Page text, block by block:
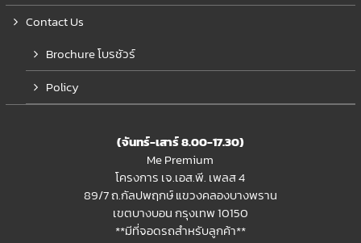
Contact Us
Brochure โบรชัวร์
Policy
(จันทร์-เสาร์ 8.00-17.30)
Me Premium
โครงการ เจ.เอส.พี. เพลส 4
89/7 ถ.กัลปพฤกษ์ แขวงคลองบางพราน
เขตบางบอน กรุงเทพ 10150
**มีที่จอดรถสำหรับลูกค้า**